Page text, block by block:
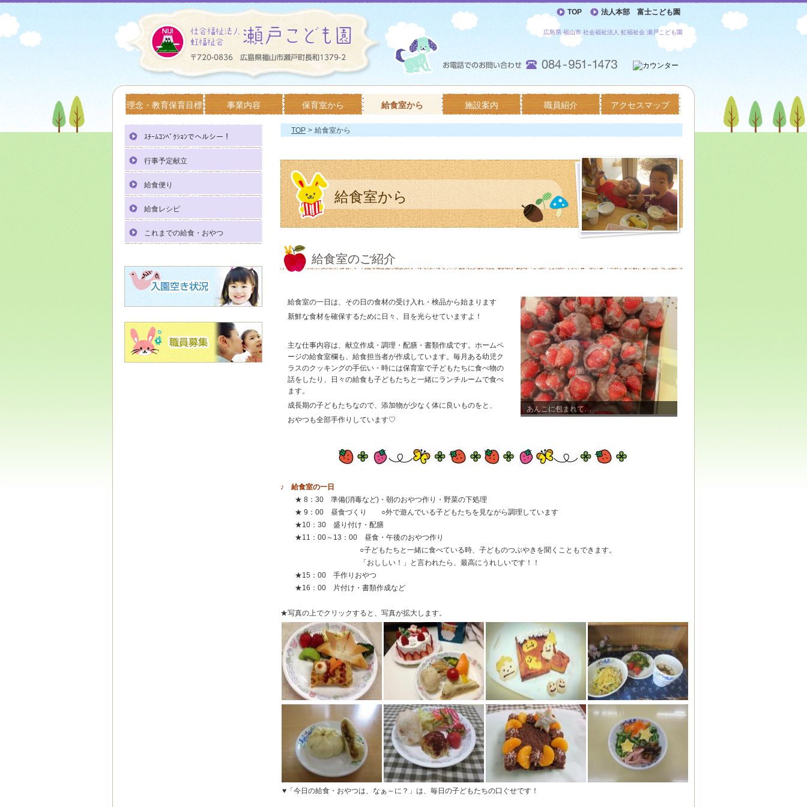
法人本部 富士こども園
TOP
広島県 福山市 社会福祉法人 虹福祉会 瀬戸こども園
理念・教育保育目標 事業内容 保育室から 給食室から 施設案内 職員紹介 アクセスマップ
ｽﾁｰﾑｺﾝﾍﾞｸｼｮﾝでヘルシー！
行事予定献立
給食便り
給食レシピ
これまでの給食・おやつ
TOP > 給食室から
給食室から
給食室のご紹介
給食室の一日は、その日の食材の受け入れ・検品から始まります
新鮮な食材を確保するために日々、目を光らせていますよ！
主な仕事内容は、献立作成・調理・配膳・書類作成です。ホームペ
ージの給食室欄も、給食担当者が作成しています。毎月ある幼児ク
ラスのクッキングの手伝い・時には保育室で子どもたちに食べ物の
話をしたり、日々の給食も子どもたちと一緒にランチルームで食べ
ます。
成長期の子どもたちなので、添加物が少なく体に良いものをと、
おやつも全部手作りしています♡
あんこに包まれて…
♪ 給食室の一日
★ 8：30 準備(消毒など)・朝のおやつ作り・野菜の下処理
★ 9：00 昼食づくり ○外で遊んでいる子どもたちを見ながら調理しています
★10：30 盛り付け・配膳
★11：00～13：00 昼食・午後のおやつ作り
○子どもたちと一緒に食べている時、子どものつぶやきを聞くこともできます。
「おししい！」と言われたら、最高にうれしいです！！
★15：00 手作りおやつ
★16：00 片付け・書類作成など
★写真の上でクリックすると、写真が拡大します。
♥「今日の給食・おやつは、なぁ～に？」は、毎日の子どもたちの口ぐせです！